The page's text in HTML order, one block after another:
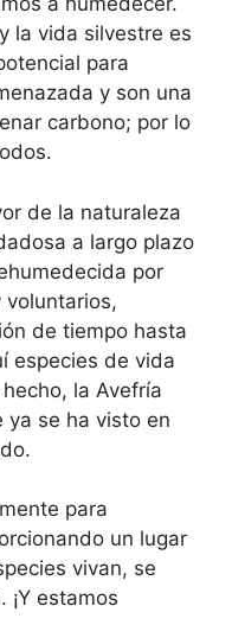
la vida silvestre es
para
y son una
carbono; por lo
de la naturaleza
a largo plazo
por
de tiempo hasta
especies de vida
la Avefría
ya se ha visto en
para
un lugar
vivan, se
¡Y estamos